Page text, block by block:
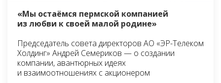
«Мы остаёмся пермской компанией
из любви к своей малой родине»
Председатель совета директоров АО «ЭР-Телеком
Холдинг» Андрей Семериков — о создании
компании, авантюрных идеях
и взаимоотношениях с акционером